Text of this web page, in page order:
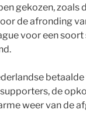
gekozen, zoals
de afronding
voor een
de
weer van de